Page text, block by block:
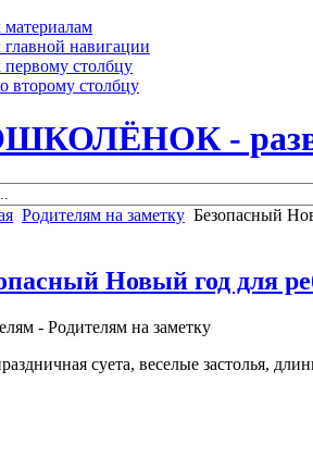
навигации
столбцу
второму столбцу
-
Родителям на заметку Безопасный
Новый год для
- Родителям на заметку
суета, веселые застолья,